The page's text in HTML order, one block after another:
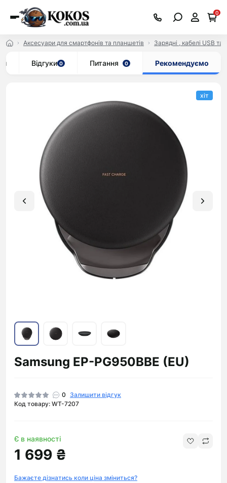
0
Аксесуари для смартфонів та планшетів Зарядні , кабелі USB та
Відгуки 0 Питання 0 Рекомендуємо
хіт
Samsung EP-PG950BBE (EU)
0
Залишити відгук
Код товару: WT-7207
Є в наявності
1 699 ₴
Бажаєте дізнатись коли ціна зміниться?